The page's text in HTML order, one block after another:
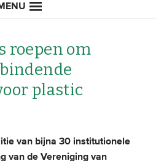
HOME
Nieuws
roepen om
plastic
van bijna 30 institutionele
van de Vereniging van